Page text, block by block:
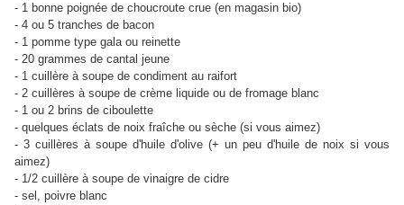
- 1 bonne poignée de choucroute crue (en magasin bio)
- 4 ou 5 tranches de bacon
- 1 pomme type gala ou reinette
- 20 grammes de cantal jeune
- 1 cuillère à soupe de condiment au raifort
- 2 cuillères à soupe de crème liquide ou de fromage blanc
- 1 ou 2 brins de ciboulette
- quelques éclats de noix fraîche ou sèche (si vous aimez)
- 3 cuillères à soupe d'huile d'olive (+ un peu d'huile de noix si vous
aimez)
- 1/2 cuillère à soupe de vinaigre de cidre
- sel, poivre blanc